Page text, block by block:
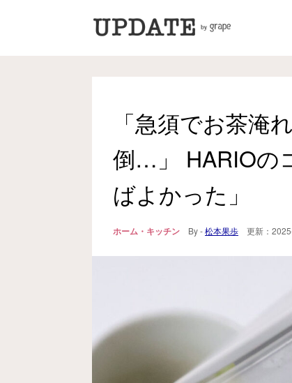
「急須でお茶淹
倒…」 HARIOの
ばよかった」
ホーム・キッチン By -松本果歩 更新：